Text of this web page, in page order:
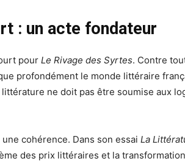
: un acte fondateur
pour Le Rivage des Syrtes. Contre
profondément le monde littéraire
ne doit pas être soumise aux
cohérence. Dans son essai La
des prix littéraires et la transformation